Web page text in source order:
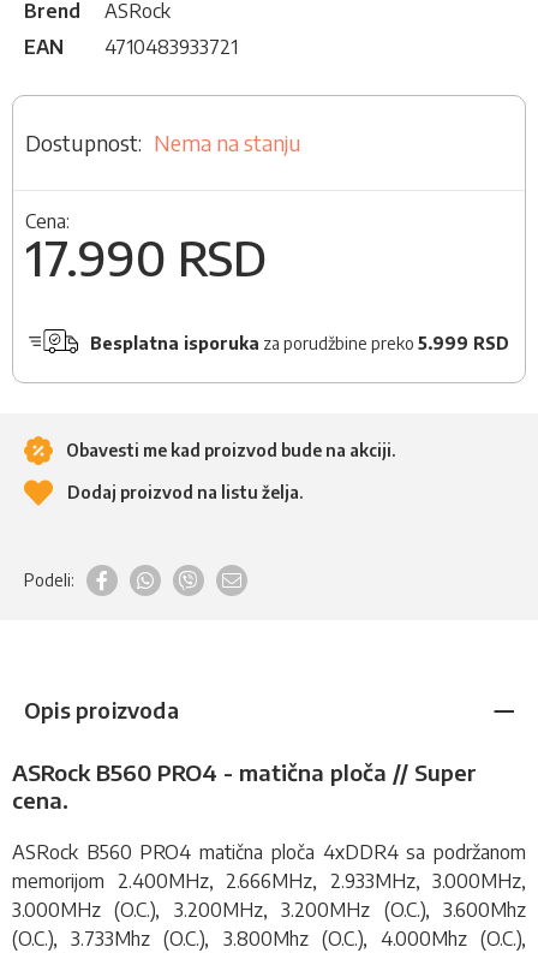
Brend
ASRock
EAN
4710483933721
Nema na stanju
Cena:
17.990 RSD
Besplatna isporuka za porudžbine preko 5.999 RSD
Obavesti me kad proizvod bude na akciji.
Dodaj proizvod na listu želja.
Podeli:
Opis proizvoda
ASRock B560 PRO4 - matična ploča // Super
cena.
ASRock B560 PRO4matična ploča 4xDDR4 sa podržanom
memorijom 2.400MHz, 2.666MHz, 2.933MHz, 3.000MHz,
3.000MHz (O.C.), 3.200MHz, 3.200MHz (O.C.), 3.600Mhz
(O.C.), 3.733Mhz (O.C.), 3.800Mhz (O.C.), 4.000Mhz (O.C.),